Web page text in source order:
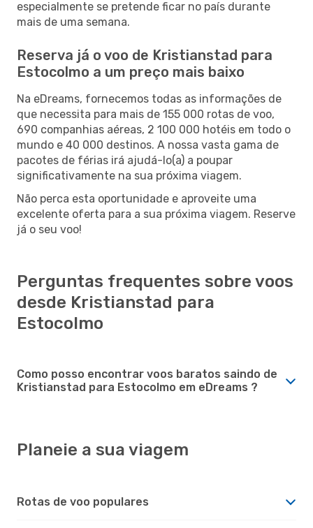
especialmente se pretende ficar no país durante
mais de uma semana.
Reserva já o voo de Kristianstad para
Estocolmo a um preço mais baixo
Na eDreams, fornecemos todas as informações de
que necessita para mais de 155 000 rotas de voo,
690 companhias aéreas, 2 100 000 hotéis em todo o
mundo e 40 000 destinos. A nossa vasta gama de
pacotes de férias irá ajudá-lo(a) a poupar
significativamente na sua próxima viagem.
Não perca esta oportunidade e aproveite uma
excelente oferta para a sua próxima viagem. Reserve
já o seu voo!
Perguntas frequentes sobre voos
desde Kristianstad para
Estocolmo
Como posso encontrar voos baratos saindo de
Kristianstad para Estocolmo em eDreams ?
Planeie a sua viagem
Rotas de voo populares